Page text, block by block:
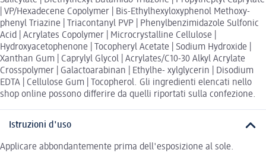
| VP/Hexadecene Copolymer | Bis-Ethylhexyloxyphenol Methoxy-
phenyl Triazine | Triacontanyl PVP | Phenylbenzimidazole Sulfonic
Acid | Acrylates Copolymer | Microcrystalline Cellulose |
Hydroxyacetophenone | Tocopheryl Acetate | Sodium Hydroxide |
Xanthan Gum | Caprylyl Glycol | Acrylates/C10-30 Alkyl Acrylate
Crosspolymer | Galactoarabinan | Ethylhe- xylglycerin | Disodium
EDTA | Cellulose Gum | Tocopherol. Gli ingredienti elencati nello
shop online possono differire da quelli riportati sulla confezione.
Istruzioni d'uso
Applicare abbondantemente prima dell'esposizione al sole.